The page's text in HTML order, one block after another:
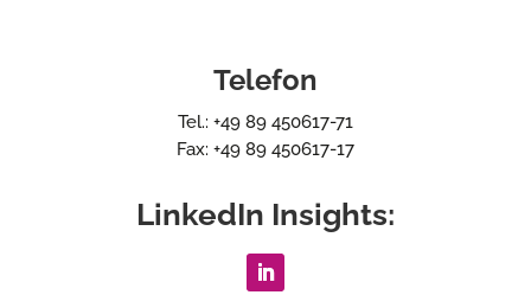
Telefon
Tel.: +49 89 450617-71
Fax: +49 89 450617-17
LinkedIn Insights: